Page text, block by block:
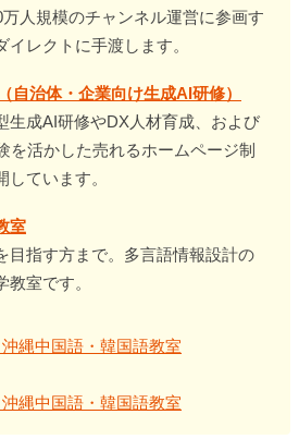
人規模のチャンネル運営に参画す
イレクトに手渡します。
自治体・企業向け生成AI研修）
生成AI研修やDX人材育成、および
を活かした売れるホームページ制
ています。
室
目指す方まで。多言語情報設計の
室です。
縄中国語・韓国語教室
縄中国語・韓国語教室